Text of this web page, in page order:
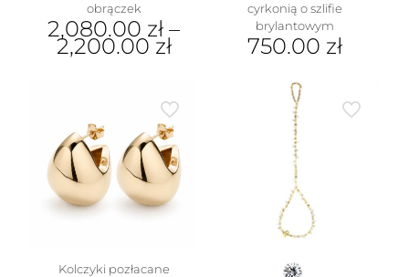
obrączek
2,080.00 zł –
2,200.00 zł
wariantów.
Opcje
można
wybrać
cyrkonią o szlifie
brylantowym
750.00 zł
produkt
ma
wiele
wariantów.
Opcje
można
wybrać
na
stronie
produktu
Kolczyki pozłacane